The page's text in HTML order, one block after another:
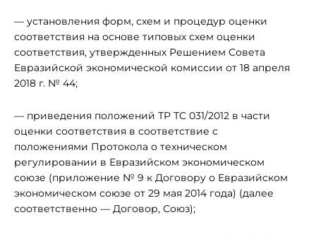
— установления форм, схем и процедур оценки
соответствия на основе типовых схем оценки
соответствия, утвержденных Решением Совета
Евразийской экономической комиссии от 18 апреля
2018 г. № 44;
— приведения положений ТР ТС 031/2012 в части
оценки соответствия в соответствие с
положениями Протокола о техническом
регулировании в Евразийском экономическом
союзе (приложение № 9 к Договору о Евразийском
экономическом союзе от 29 мая 2014 года) (далее
соответственно — Договор, Союз);